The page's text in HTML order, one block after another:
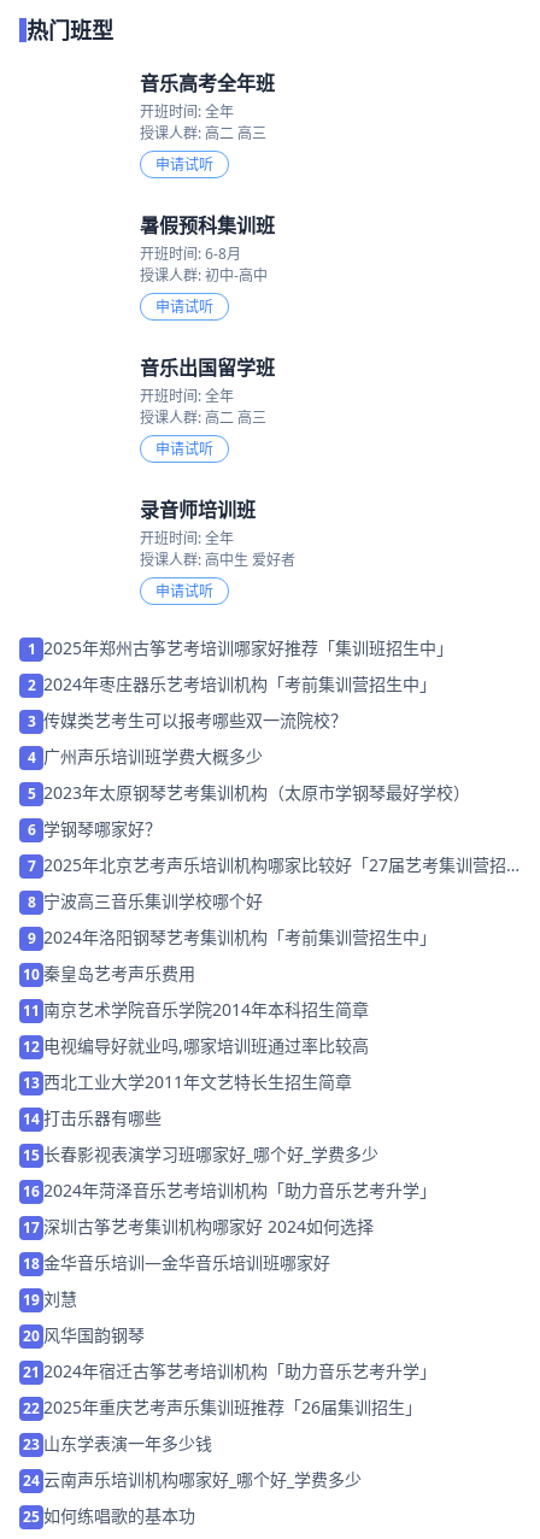
热门班型
音乐高考全年班
开班时间: 全年
授课人群: 高二 高三
申请试听
暑假预科集训班
开班时间: 6-8月
授课人群: 初中-高中
申请试听
音乐出国留学班
开班时间: 全年
授课人群: 高二 高三
申请试听
录音师培训班
开班时间: 全年
授课人群: 高中生 爱好者
申请试听
1 2025年郑州古筝艺考培训哪家好推荐「集训班招生中」
2 2024年枣庄器乐艺考培训机构「考前集训营招生中」
3 传媒类艺考生可以报考哪些双一流院校？
4 广州声乐培训班学费大概多少
5 2023年太原钢琴艺考集训机构（太原市学钢琴最好学校）
6 学钢琴哪家好？
7 2025年北京艺考声乐培训机构哪家比较好「27届艺考集训营招
生」
8 宁波高三音乐集训学校哪个好
9 2024年洛阳钢琴艺考集训机构「考前集训营招生中」
10秦皇岛艺考声乐费用
11 南京艺术学院音乐学院2014年本科招生简章
12 电视编导好就业吗,哪家培训班通过率比较高
13西北工业大学2011年文艺特长生招生简章
14打击乐器有哪些
15长春影视表演学习班哪家好_哪个好_学费多少
162024年菏泽音乐艺考培训机构「助力音乐艺考升学」
17深圳古筝艺考集训机构哪家好 2024如何选择
18金华音乐培训—金华音乐培训班哪家好
19刘慧
20 风华国韵钢琴
21 2024年宿迁古筝艺考培训机构「助力音乐艺考升学」
222025年重庆艺考声乐集训班推荐「26届集训招生」
23 山东学表演一年多少钱
24云南声乐培训机构哪家好_哪个好_学费多少
25如何练唱歌的基本功